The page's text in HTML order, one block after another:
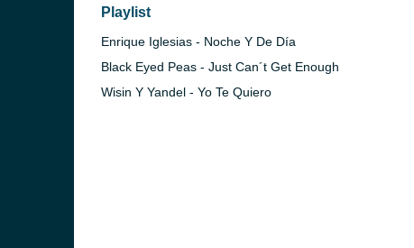
Playlist
Enrique Iglesias - Noche Y De Día
Black Eyed Peas - Just Can´t Get Enough
Wisin Y Yandel - Yo Te Quiero